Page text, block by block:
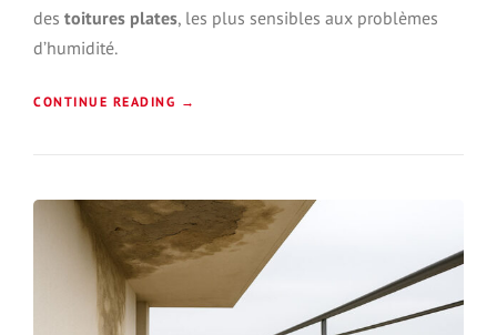
E
?
des toitures plates, les plus sensibles aux problèmes
d’humidité.
CONTINUE READING «
N
C
H
→